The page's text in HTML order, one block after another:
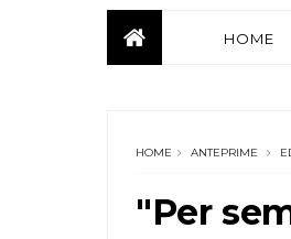
HOME
HOME ANTEPRIME
"Per